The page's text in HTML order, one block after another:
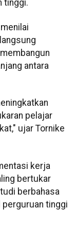
tinggi.
antara
pelajar
ujar Tornike
kerja
bertukar
berbahasa
tinggi